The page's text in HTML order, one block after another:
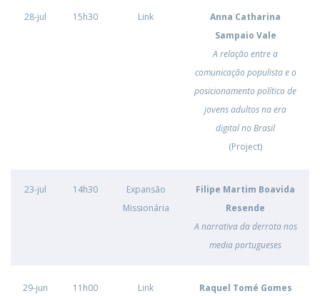
28-jul 15h30 Link
Anna Catharina
Sampaio Vale
A relação entre a
comunicação populista e o
posicionamento político de
jovens adultos na era
digital no Brasil
(Project)
23-jul 14h30
Expansão
Missionária
Filipe Martim Boavida
Resende
A narrativa da derrota nos
media portugueses
29-jun 11h00 Link
Raquel Tomé Gomes